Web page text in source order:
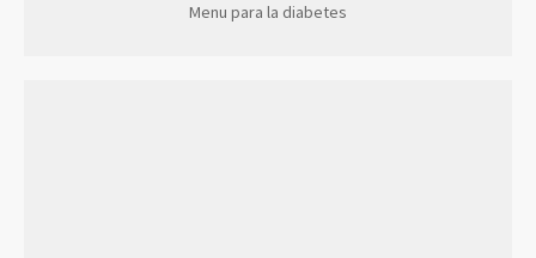
Menu para la diabetes